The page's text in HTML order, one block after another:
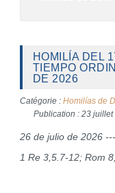
HOMILÍA DEL
TIEMPO
DE 2026
Catégorie : Homilías de
Publication : 23 juillet
26 de julio de 2026
1 Re 3,5.7-12; Rom